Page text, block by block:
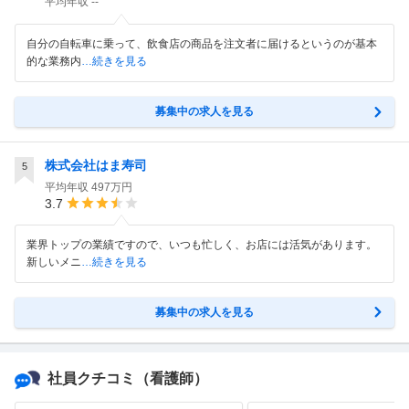
自分の自転車に乗って、飲食店の商品を注文者に届けるというのが基本
的な業務内…続きを見る
募集中の求人を見る
5 株式会社はま寿司
平均年収 497万円
3.7
業界トップの業績ですので、いつも忙しく、お店には活気があります。
新しいメニ
…続きを見る
募集中の求人を見る
社員クチコミ （看護師）